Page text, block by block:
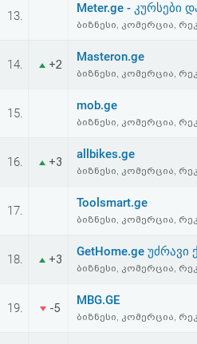
13.
Meter.ge - კურსები
ბიზნესი, კომერცია,
14. +2
Masteron.ge
ბიზნესი, კომერცია,
15.
mob.ge
ბიზნესი, კომერცია,
16. +3
allbikes.ge
ბიზნესი, კომერცია,
17.
Toolsmart.ge
ბიზნესი, კომერცია,
18. +3
GetHome.ge უძრავი
ბიზნესი, კომერცია,
19. -5
MBG.GE
ბიზნესი, კომერცია,